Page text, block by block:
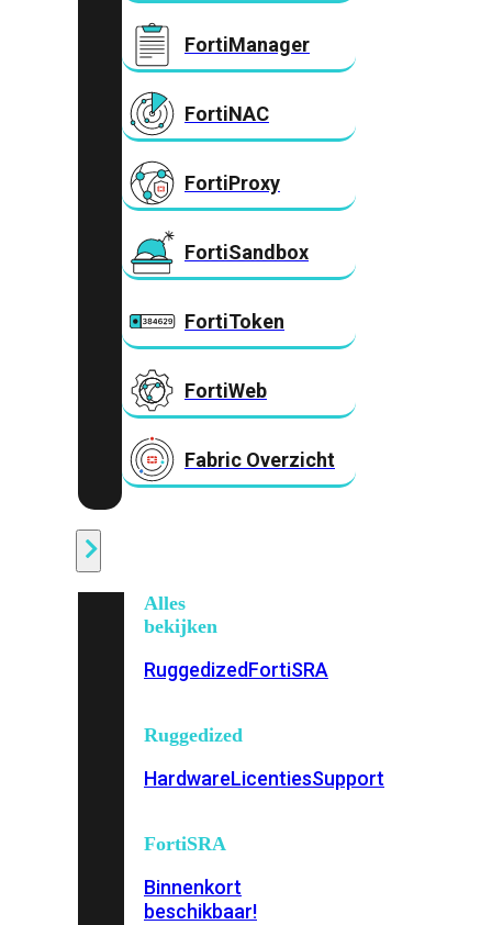
FortiManager
FortiNAC
FortiProxy
FortiSandbox
FortiToken
FortiWeb
Fabric Overzicht
Alles
bekijken
RuggedizedFortiSRA
Ruggedized
HardwareLicentiesSupport
FortiSRA
Binnenkort
beschikbaar!